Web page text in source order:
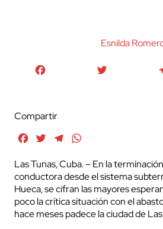
Esnilda
Compartir
FacebookTwitterTelegram
Las Tunas, Cuba. – En la
conductora desde el sistema
Hueca, se cifran las mayores
poco la crítica situación con el
hace meses padece la ciudad de